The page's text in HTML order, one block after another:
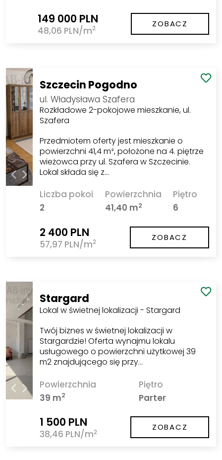
149 000 PLN
48,06 PLN/m2 ZOBACZ
Szczecin Pogodno
ul. Władysława Szafera
Rozkładowe 2-pokojowe mieszkanie, ul.
Szafera
Przedmiotem oferty jest mieszkanie o
powierzchni 41,4 m², położone na 4. piętrze
wieżowca przy ul. Szafera w Szczecinie.
Lokal składa się z…
Liczba pokoi
2
Powierzchnia
41,40 m2
Piętro
6
2 400 PLN
57,97 PLN/m2 ZOBACZ
Stargard
Lokal w świetnej lokalizacji - Stargard
Twój biznes w świetnej lokalizacji w
Stargardzie! Oferta wynajmu lokalu
usługowego o powierzchni użytkowej 39
m2 znajdującego się przy…
Powierzchnia
39 m2
Piętro
Parter
1 500 PLN
38,46 PLN/m2 ZOBACZ